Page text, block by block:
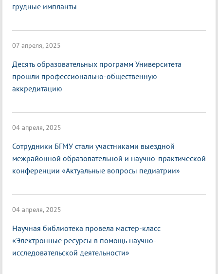
грудные импланты
07 апреля, 2025
Десять образовательных программ Университета
прошли профессионально-общественную
аккредитацию
04 апреля, 2025
Сотрудники БГМУ стали участниками выездной
межрайонной образовательной и научно-практической
конференции «Актуальные вопросы педиатрии»
04 апреля, 2025
Научная библиотека провела мастер-класс
«Электронные ресурсы в помощь научно-
исследовательской деятельности»